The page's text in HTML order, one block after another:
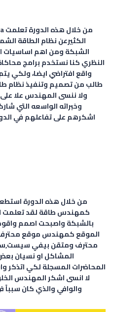
الكثيرعن نظام الطاقة
الشبكة ومن اهم اساسيات
النظري كنا نستخدم برامج
واقع افتراضي ايضا، ولكي
طالب من تصميم وتنفيذ نظام
ولا ننسى المهندس علا
وخبراته الواسعه التي
اشكرهم على تفاعلهم في
من خلال هذه الدورة
كمهندس طاقة لقد تعلمت
بالشبكة واصبحت اصمم
الموقع كمهندس موقع محترف
محترف ومتقن بيفي
المشاكل او نسيان
المحاضرات المسجلة لكي
لا انسى اشكر المهندس
والوافي والذي كان